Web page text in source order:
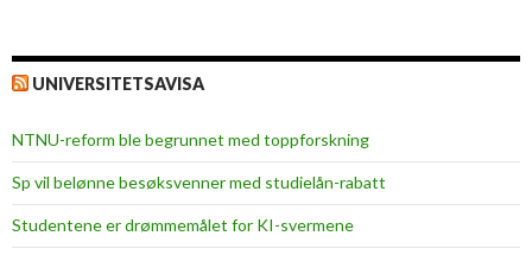
UNIVERSITETSAVISA
NTNU-reform ble begrunnet med toppforskning
Sp vil belønne besøksvenner med studielån-rabatt
Studentene er drømmemålet for KI-svermene